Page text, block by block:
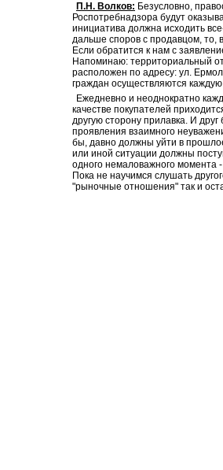
П.Н. Волков: Безусловно,
Роспотребнадзора будут
инициатива должна исходить
дальше споров с продавцом, то,
Если обратится к нам с
Напоминаю: территориальный
расположен по адресу: ул.
граждан осуществляются
Ежедневно и неоднократно
качестве покупателей
другую сторону прилавка. И
проявления взаимного
бы, давно должны уйти в
или иной ситуации должны
одного немаловажного момента -
Пока не научимся слушать
"рыночные отношения" так и